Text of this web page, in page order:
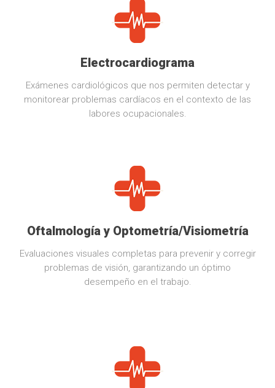
Electrocardiograma
Exámenes cardiológicos que nos permiten detectar y
monitorear problemas cardíacos en el contexto de las
labores ocupacionales.
Oftalmología y Optometría/Visiometría
Evaluaciones visuales completas para prevenir y corregir
problemas de visión, garantizando un óptimo
desempeño en el trabajo.